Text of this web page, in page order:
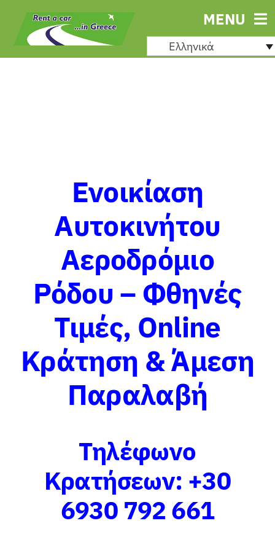
Μετάβαση
περιεχόμενο
MENU
Ελληνικά
Ενοικίαση
Αυτοκινήτου
Αεροδρόμιο
Ρόδου – Φθηνές
Τιμές, Online
Κράτηση & Άμεση
Παραλαβή
Τηλέφωνο
Κρατήσεων: +30
6930 792 661